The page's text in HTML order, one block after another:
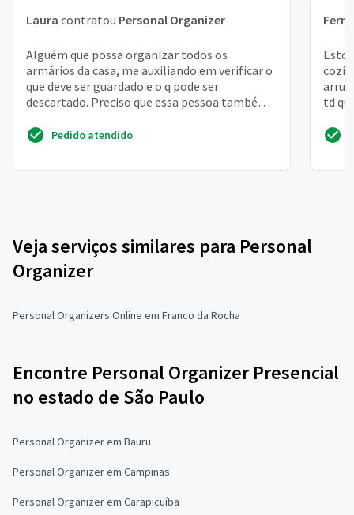
Laura contratou Personal Organizer
Alguém que possa organizar todos os
armários da casa, me auxiliando em verificar o
que deve ser guardado e o q pode ser
descartado. Preciso que essa pessoa também
Pedido atendido
td
Veja serviços similares para Personal
Organizer
Personal Organizers Online em Franco da Rocha
Encontre Personal Organizer Presencial
no estado de São Paulo
Personal Organizer em Bauru
Personal Organizer em Campinas
Personal Organizer em Carapicuíba